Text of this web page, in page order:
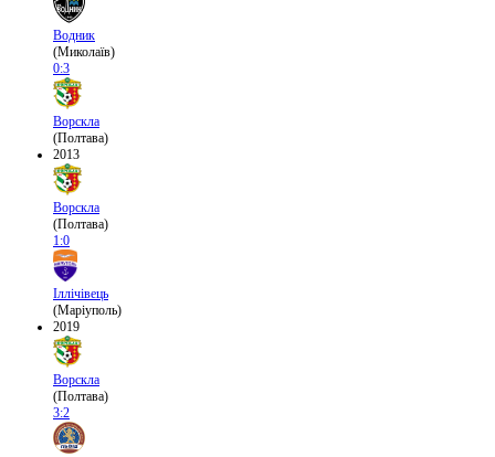
Водник
(Миколаїв)
0:3
Ворскла
(Полтава)
2013
Ворскла
(Полтава)
1:0
Іллічівець
(Маріуполь)
2019
Ворскла
(Полтава)
3:2